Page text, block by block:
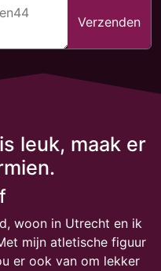
Verzenden
leuk, maak er
woon in Utrecht en ik
mijn atletische figuur
er ook van om lekker